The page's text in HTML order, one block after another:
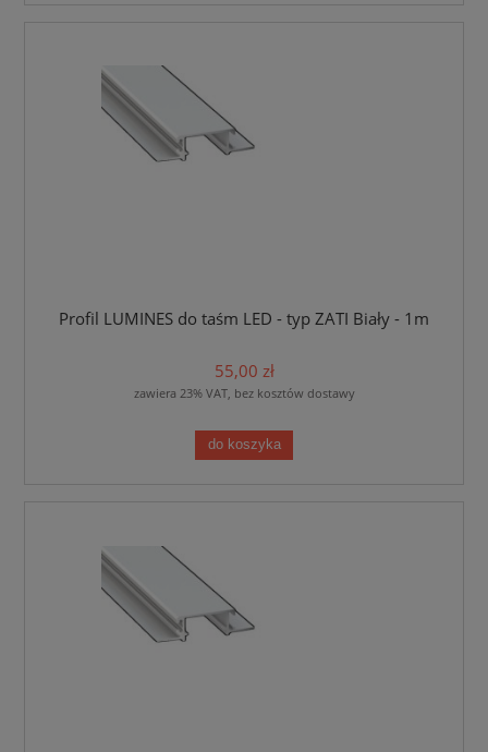
Profil LUMINES do taśm LED - typ ZATI Biały - 1m
55,00 zł
zawiera 23% VAT, bez kosztów dostawy
do koszyka